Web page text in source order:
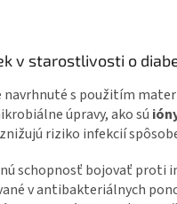
v starostlivosti o
s použitím
úpravy, ako sú
riziko infekcií
schopnosť bojovať proti
v antibakteriálnych